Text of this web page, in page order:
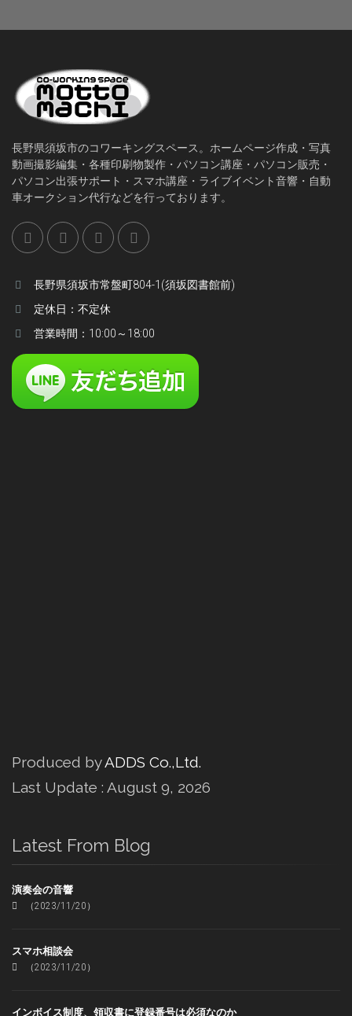
長野県須坂市のコワーキングスペース。ホームページ作成・写真
動画撮影編集・各種印刷物製作・パソコン講座・パソコン販売・
パソコン出張サポート・スマホ講座・ライブイベント音響・自動
車オークション代行などを行っております。
長野県須坂市常盤町804-1(須坂図書館前)
定休日：不定休
営業時間：10:00～18:00
Produced byADDS Co.,Ltd.
Last Update : August 9, 2026
Latest From Blog
演奏会の音響
（2023/11/20）
スマホ相談会
（2023/11/20）
インボイス制度、領収書に登録番号は必須なのか